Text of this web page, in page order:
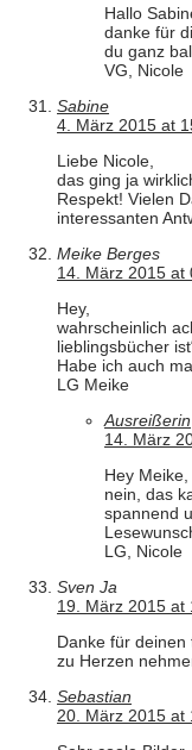
Hallo
danke für
du ganz
VG, Nicole
Sabine
4. März 2015 at
Liebe Nicole,
das ging ja
Respekt! Vielen
interessanten
Meike Berges
14. März 2015 at
Hey,
wahrscheinlich
lieblingsbücher
Habe ich auch
LG Meike
Ausreißerin
14. März
Hey Meike,
nein, das
spannend
LG, Nicole
Sven Ja
19. März 2015 at
Danke für
zu Herzen
Sebastian
20. März 2015 at